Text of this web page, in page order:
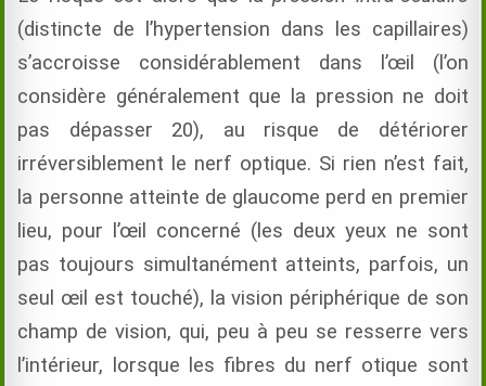
(distincte de l’hypertension dans les capillaires)
s’accroisse considérablement dans l’œil (l’on
considère généralement que la pression ne doit
pas dépasser 20), au risque de détériorer
irréversiblement le nerf optique. Si rien n’est fait,
la personne atteinte de glaucome perd en premier
lieu, pour l’œil concerné (les deux yeux ne sont
pas toujours simultanément atteints, parfois, un
seul œil est touché), la vision périphérique de son
champ de vision, qui, peu à peu se resserre vers
l’intérieur, lorsque les fibres du nerf otique sont